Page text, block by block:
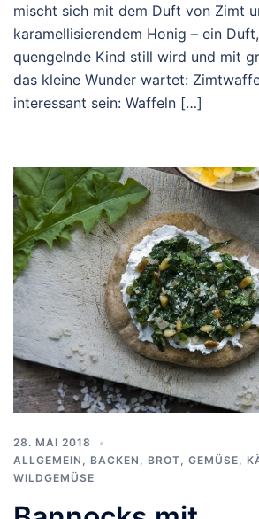
mischt sich mit dem Duft von Zimt
karamellisierendem Honig – ein
quengelnde Kind still wird und mit
das kleine Wunder wartet:
interessant sein: Waffeln […]
28. MAI 2018
ALLGEMEIN , BACKEN , BROT, GEMÜSE,
WILDGEMÜSE